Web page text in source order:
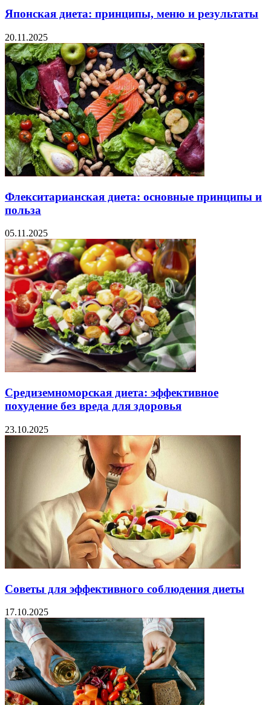
Японская диета: принципы, меню и результаты
20.11.2025
Флекситарианская диета: основные принципы и
польза
05.11.2025
Средиземноморская диета: эффективное
похудение без вреда для здоровья
23.10.2025
Советы для эффективного соблюдения диеты
17.10.2025